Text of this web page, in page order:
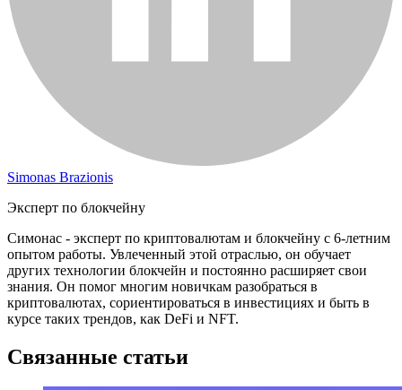
Simonas Brazionis
Эксперт по блокчейну
Симонас - эксперт по криптовалютам и блокчейну с 6-летним
опытом работы. Увлеченный этой отраслью, он обучает
других технологии блокчейн и постоянно расширяет свои
знания. Он помог многим новичкам разобраться в
криптовалютах, сориентироваться в инвестициях и быть в
курсе таких трендов, как DeFi и NFT.
Связанные статьи